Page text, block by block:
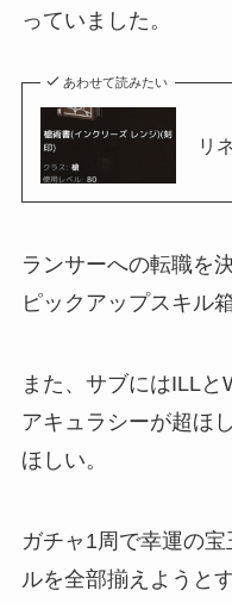
っていました。
あわせて読みたい
リ
ランサーへの転職を
ピックアップスキル
また、サブにはILL
アキュラシーが超ほ
ほしい。
ガチャ1周で幸運の
ルを全部揃えようと